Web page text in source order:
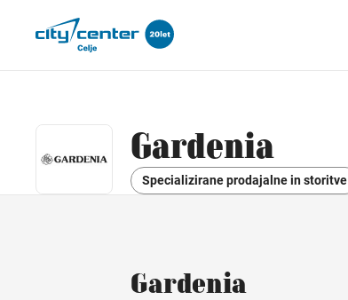
Gardenia
Specializirane prodajalne in storitve
Gardenia